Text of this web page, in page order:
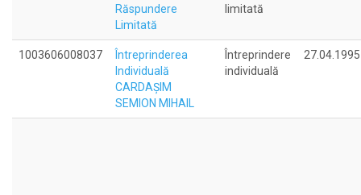
Răspundere
Limitată
limitată
1003606008037
Întreprinderea
Individuală
CARDAŞIM
SEMION MIHAIL
Întreprindere
individuală
27.04.1995